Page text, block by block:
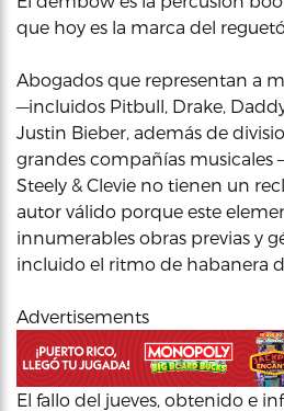
que hoy es la marca del
Abogados que representan a
—incluidos Pitbull, Drake,
Justin Bieber, además de
grandes compañías
Steely & Clevie no tienen un
autor válido porque este
innumerables obras previas y
incluido el ritmo de habanera
Advertisements
El fallo del jueves, obtenido e